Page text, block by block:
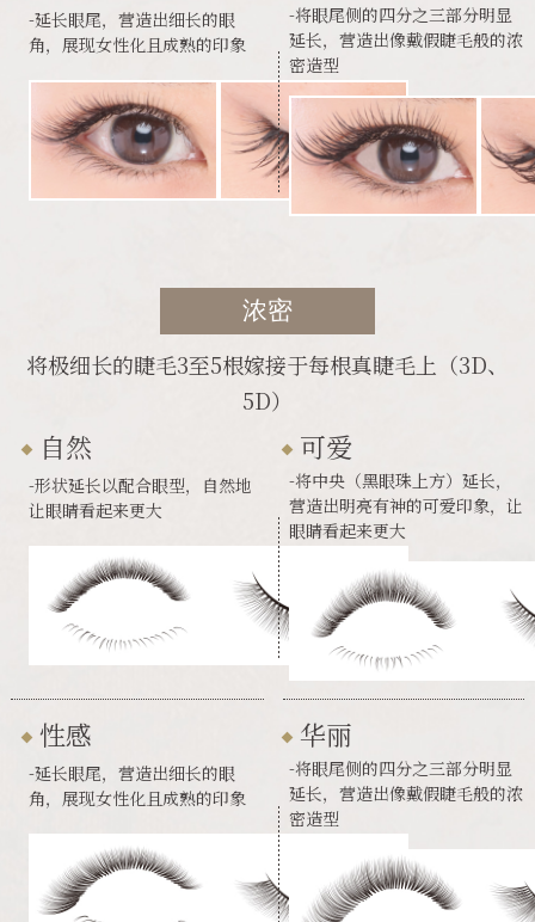
-延长眼尾，营造出细长的眼
角，展现女性化且成熟的印象
-将眼尾侧的四分之三部分明显
延长，营造出像戴假睫毛般的浓
密造型
浓密
将极细长的睫毛3至5根嫁接于每根真睫毛上（3D、
5D）
自然
-形状延长以配合眼型，自然地
让眼睛看起来更大
可爱
-将中央（黑眼珠上方）延长，
营造出明亮有神的可爱印象，让
眼睛看起来更大
性感
-延长眼尾，营造出细长的眼
角，展现女性化且成熟的印象
华丽
-将眼尾侧的四分之三部分明显
延长，营造出像戴假睫毛般的浓
密造型